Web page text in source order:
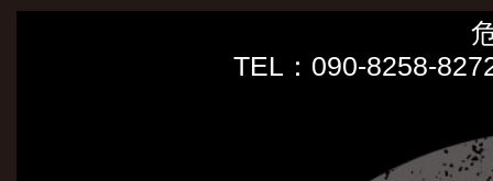
TEL：090-8258-